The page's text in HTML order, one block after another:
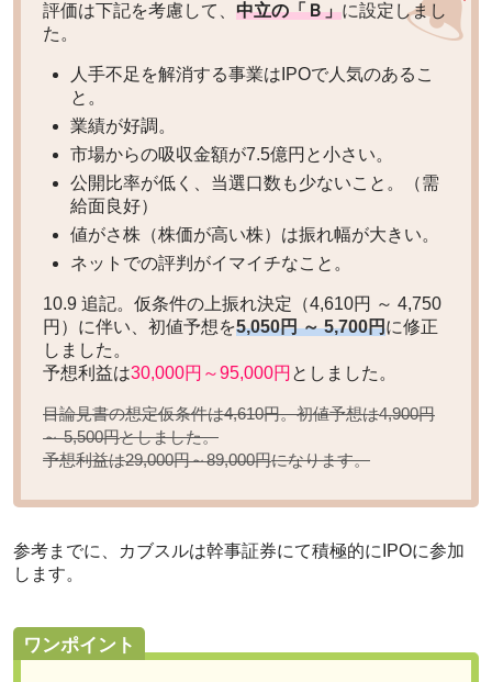
評価は下記を考慮して、 中立の「Ｂ」に設定しまし
た。
人手不足を解消する事業はIPOで人気のあるこ
と。
業績が好調。
市場からの吸収金額が7.5億円と小さい。
公開比率が低く、当選口数も少ないこと。（需
給面良好）
値がさ株（株価が高い株）は振れ幅が大きい。
ネットでの評判がイマイチなこと。
10.9 追記。仮条件の上振れ決定（4,610円 ～ 4,750
円）に伴い、初値予想を5,050円 ～ 5,700円に修正
しました。
予想利益は30,000円～95,000円 としました。
目論見書の想定仮条件は4,610円。初値予想は4,900円
～ 5,500円としました。
予想利益は29,000円～89,000円になります。
参考までに、カブスルは幹事証券にて積極的にIPOに参加
します。
ワンポイント